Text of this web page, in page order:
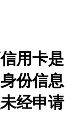
用卡是
份信息
经申请